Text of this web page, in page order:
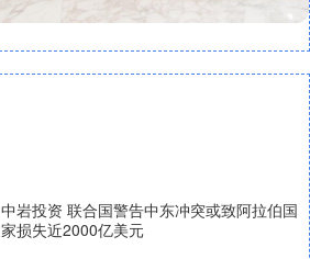
中岩投资 联合国警告中东冲突或致阿拉伯国
家损失近2000亿美元